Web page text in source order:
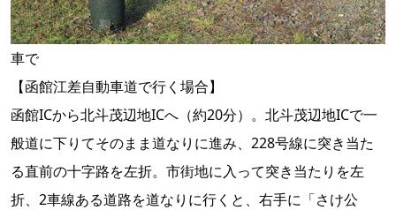
車で
【函館江差自動車道で行く場合】
函館ICから北斗茂辺地ICへ（約20分）。北斗茂辺地ICで一
般道に下りてそのまま道なりに進み、228号線に突き当た
る直前の十字路を左折。市街地に入って突き当たりを左
折、2車線ある道路を道なりに行くと、右手に「さけ公